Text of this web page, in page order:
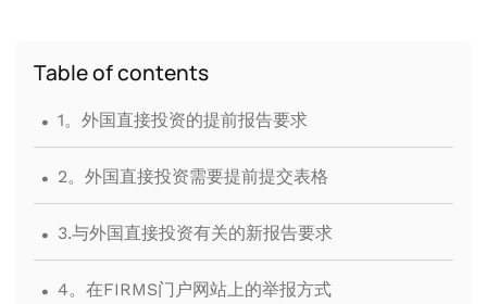
Table of contents
. 1。外国直接投资的提前报告要求
. 2。外国直接投资需要提前提交表格
. 3.与外国直接投资有关的新报告要求
. 4。在FIRMS门户网站上的举报方式